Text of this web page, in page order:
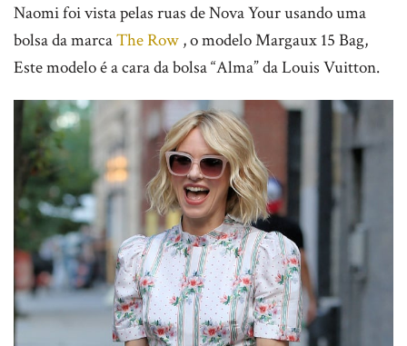
Naomi foi vista pelas ruas de Nova Your usando uma
bolsa da marcaThe Row , o modelo Margaux 15 Bag,
Este modelo é a cara da bolsa “Alma” da Louis Vuitton.